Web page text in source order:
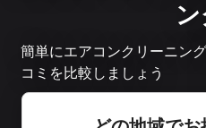
簡単にエアコンクリーニン
コミを比較しましょう